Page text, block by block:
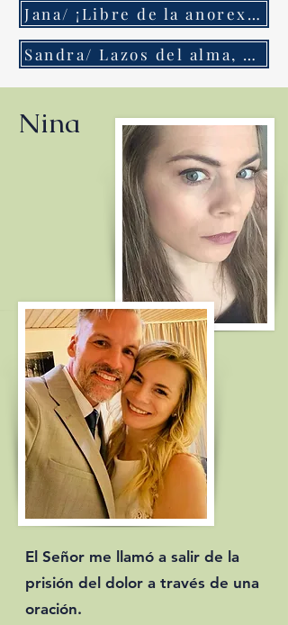
Jana/ ¡Libre de la anorexia!
Sandra/ Lazos del alma, Bendición del Padre!
Nina
El Señor me llamó a salir de la
prisión del dolor a través de una
oración.